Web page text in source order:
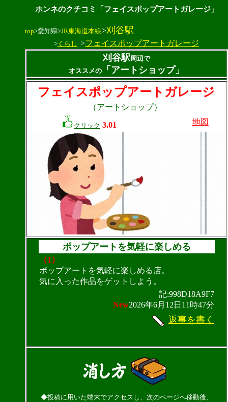
ホンネのクチコミ「フェイスポップアートガレージ」
top>愛知県>JR東海道本線>刈谷駅
> くらし >フェイスポップアートガレージ
刈谷駅周辺で
オススメの
「アートショップ」
フェイスポップアートガレージ
（アートショップ）
クリック 3.01 地図
ポップアートを気軽に楽しめる
（1）
ポップアートを気軽に楽しめる店。
気に入った作品をゲットしよう。
記:998D18A9F7
New2026年6月12日11時47分
返事を書く
◆投稿に用いた端末でアクセスし、次のページへ移動後、